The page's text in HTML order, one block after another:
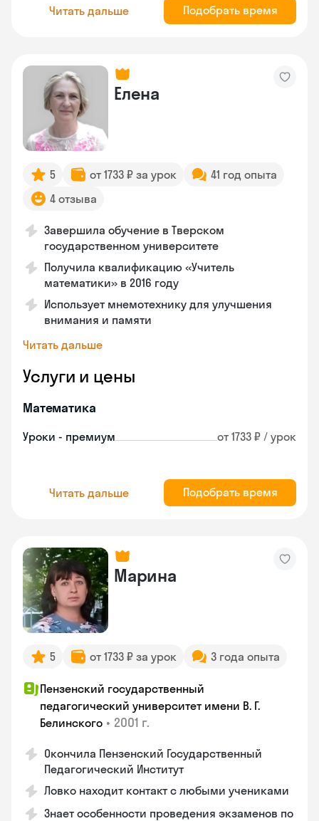
Читать дальше Подобрать время
Елена
5 от 1733 ₽ за урок
41 год опыта
4 отзыва
Завершила обучение в Тверском
государственном университете
Получила квалификацию «Учитель
математики» в 2016 году
Использует мнемотехнику для улучшения
внимания и памяти
Читать дальше
Услуги и цены
Математика
Уроки - премиум от 1733 ₽ / урок
Читать дальше Подобрать время
Марина
5 от 1733 ₽ за урок 3 года опыта
Пензенский государственный
педагогический университет имени В. Г.
Белинского • 2001 г.
Окончила Пензенский Государственный
Педагогический Институт
Ловко находит контакт с любыми учениками
Знает особенности проведения экзаменов по